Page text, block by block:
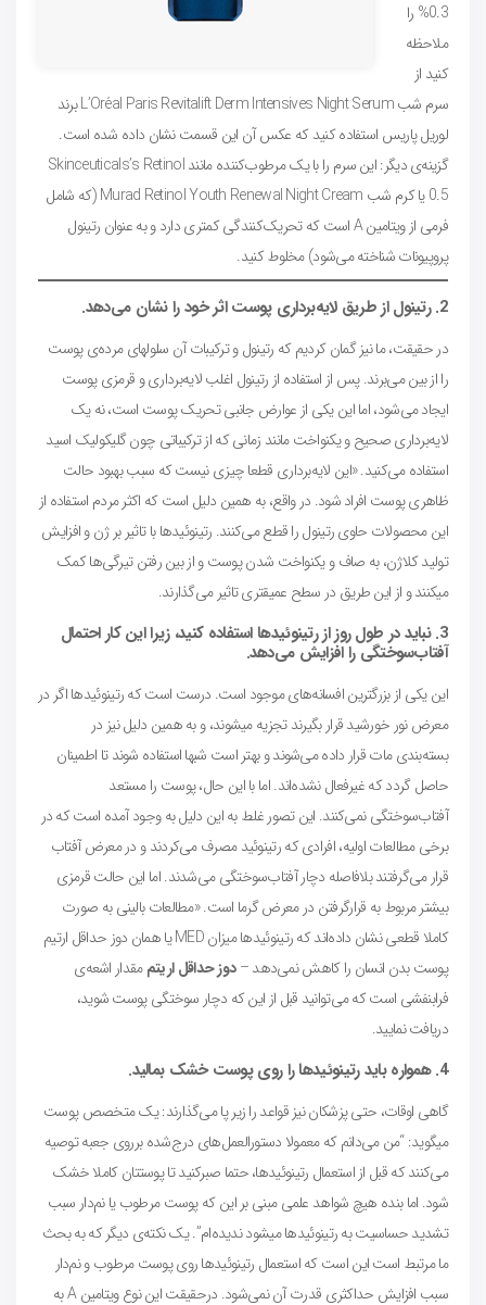
0.3% را
ملاحظه
کنید از
سرم شب L’Oréal Paris Revitalift Derm Intensives Night Serum برند
لوریل پاریس استفاده کنید که عکس آن این قسمت نشان داده شده است.
گزینه‌ی دیگر: این سرم را با یک مرطوب‌کننده مانند Skinceuticals’s Retinol
0.5 یا کرم شب Murad Retinol Youth Renewal Night Cream (که شامل
فرمی از ویتامین A است که تحریک‌کنندگی کمتری دارد و به عنوان رتینول
پروپیونات شناخته می‌شود) مخلوط کنید.
2. رتینول از طریق لایه‌برداری پوست اثر خود را نشان می‌دهد.
در حقیقت، ما نیز گمان کردیم که رتینول و ترکیبات آن سلولهای مرده‌ی پوست
را از بین می‌برند. پس از استفاده از رتینول اغلب لایه‌برداری و قرمزی پوست
ایجاد می‌شود، اما این یکی از عوارض جانبی تحریک پوست است، نه یک
لایه‌برداری صحیح و یکنواخت مانند زمانی که از ترکیباتی چون گلیکولیک اسید
استفاده می‌کنید. «این لایه‌برداری قطعا چیزی نیست که سبب بهبود حالت
ظاهری پوست افراد شود. در واقع، به همین دلیل است که اکثر مردم استفاده از
این محصولات حاوی رتینول را قطع می‌کنند. رتینوئیدها با تاثیر بر ژن و افزایش
تولید کلاژن، به صاف و یکنواخت شدن پوست و از بین رفتن تیرگی‌ها کمک
میکنند و از این طریق در سطح عمیقتری تاثیر می‌گذارند.
3. نباید در طول روز از رتینوئیدها استفاده کنید، زیرا این کار احتمال
آفتاب‌سوختگی را افزایش می‌دهد.
این یکی از بزرگترین افسانه‌های موجود است. درست است که رتینوئیدها اگر در
معرض نور خورشید قرار بگیرند تجزیه میشوند، و به همین دلیل نیز در
بسته‌بندی مات قرار داده می‌شوند و بهتر است شبها استفاده شوند تا اطمینان
حاصل گردد که غیرفعال نشده‌اند. اما با این حال، پوست را مستعد
آفتاب‌سوختگی نمی‌کنند. این تصور غلط به این دلیل به وجود آمده است که در
برخی مطالعات اولیه، افرادی که رتینوئید مصرف می‌کردند و در معرض آفتاب
قرار می‌گرفتند بلافاصله دچار آفتاب‌سوختگی می‌شدند. اما این حالت قرمزی
بیشتر مربوط به قرارگرفتن در معرض گرما است. «مطالعات بالینی به صورت
کاملا قطعی نشان داده‌اند که رتینوئیدها میزان MED یا همان دوز حداقل ارتیم
پوست بدن انسان را کاهش نمی‌دهد –دوز حداقل اریتممقدار اشعه‌ی
فرابنفشی است که می‌توانید قبل از این که دچار سوختگی پوست شوید،
دریافت نمایید.
4. همواره باید رتینوئیدها را روی پوست خشک بمالید.
گاهی اوقات، حتی پزشکان نیز قواعد را زیر پا می‌گذارند: یک متخصص پوست
میگوید: “من می‌دانم که معمولا دستورالعمل‌های درج‌شده برروی جعبه توصیه
می‌کنند که قبل از استعمال رتینوئیدها، حتما صبرکنید تا پوستتان کاملا خشک
شود. اما بنده هیچ شواهد علمی مبنی بر این که پوست مرطوب یا نم‌دار سبب
تشدید حساسیت به رتینوئیدها میشود ندیده‌ام”. یک نکته‌ی دیگر که به بحث
ما مرتبط است این است که استعمال رتینوئیدها روی پوست مرطوب و نم‌دار
سبب افزایش حداکثری قدرت آن نمی‌شود. درحقیقت این نوع ویتامین A به